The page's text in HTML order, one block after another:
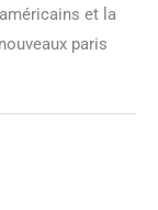
et la
paris